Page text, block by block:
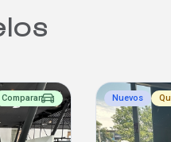
Comparar Nuevos